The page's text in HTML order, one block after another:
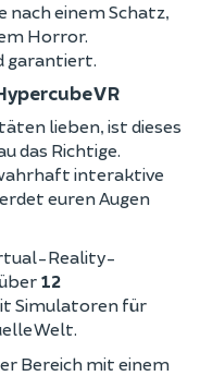
nach einem Schatz,
Horror.
garantiert.
VR
lieben, ist dieses
das Richtige.
interaktive
euren Augen
Reality-
12
Simulatoren für
Welt.
Bereich mit einem